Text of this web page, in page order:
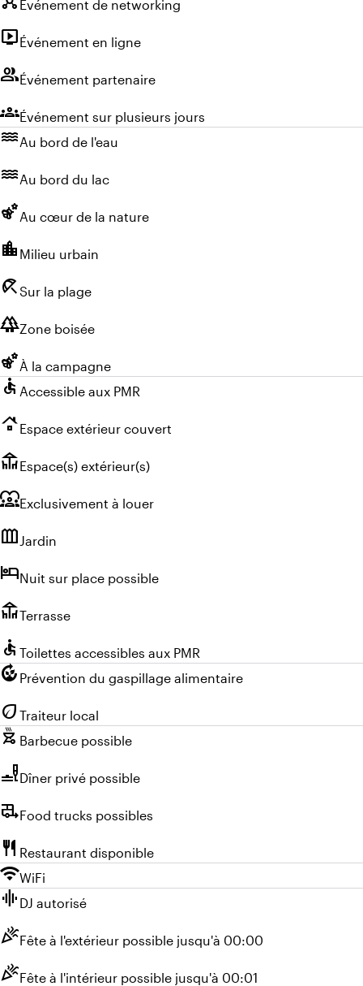
Événement de networking
live_tvÉvénement en ligne
groupÉvénement partenaire
groupsÉvénement sur plusieurs jours
waterAu bord de l'eau
waterAu bord du lac
emoji_natureAu cœur de la nature
location_city Milieu urbain
beach_accessSur la plage
forestZone boisée
emoji_natureÀ la campagne
accessible Accessible aux PMR
roofingEspace extérieur couvert
deckEspace(s) extérieur(s)
diversity_1Exclusivement à louer
outdoor_gardenJardin
hotelNuit sur place possible
deckTerrasse
accessible Toilettes accessibles aux PMR
compost Prévention du gaspillage alimentaire
eco Traiteur local
outdoor_grill Barbecue possible
brunch_diningDîner privé possible
rv_hookupFood trucks possibles
restaurant Restaurant disponible
wifiWiFi
graphic_eq DJ autorisé
celebrationFête à l'extérieur possible jusqu'à 00:00
celebrationFête à l'intérieur possible jusqu'à 00:01